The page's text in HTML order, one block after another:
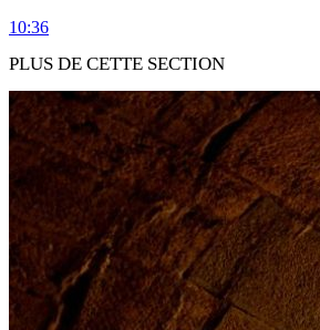
10:36
PLUS DE CETTE SECTION